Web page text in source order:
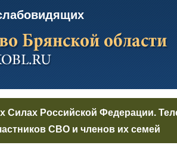
Силах Российской Федерации.
СВО и членов их семей